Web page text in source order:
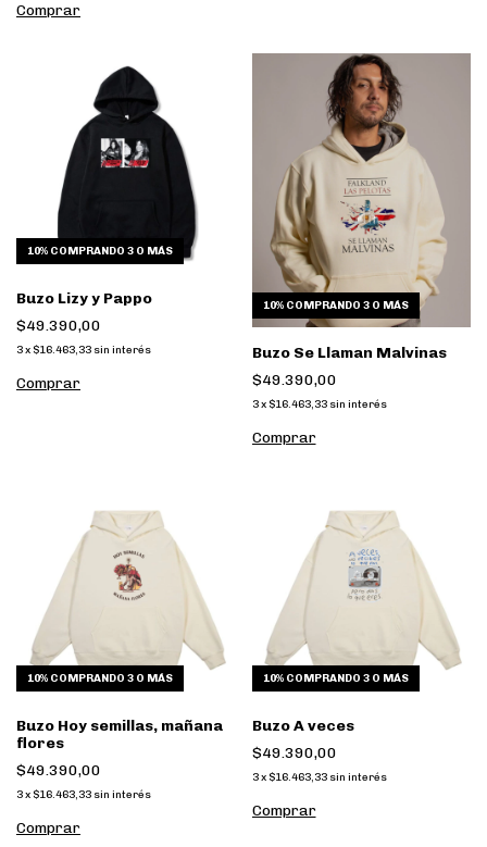
Comprar
10% COMPRANDO 3 O MÁS
Buzo Lizy y Pappo
$49.390,00
3x $16.463,33 sin interés
Comprar
10% COMPRANDO 3 O MÁS
Buzo Se Llaman Malvinas
$49.390,00
3 x $16.463,33 sin interés
Comprar
10% COMPRANDO 3 O MÁS
Buzo Hoy semillas, mañana
flores
$49.390,00
3x $16.463,33 sin interés
Comprar
10% COMPRANDO 3 O MÁS
Buzo A veces
$49.390,00
3 x $16.463,33 sin interés
Comprar